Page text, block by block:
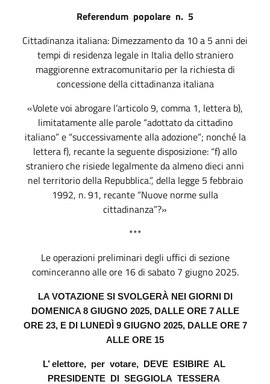
Referendum popolare n. 5
Cittadinanza italiana: Dimezzamento da 10 a 5 anni dei
tempi di residenza legale in Italia dello straniero
maggiorenne extracomunitario per la richiesta di
concessione della cittadinanza italiana
«Volete voi abrogare l’articolo 9, comma 1, lettera b),
limitatamente alle parole “adottato da cittadino
italiano” e “successivamente alla adozione”; nonché la
lettera f), recante la seguente disposizione: “f) allo
straniero che risiede legalmente da almeno dieci anni
nel territorio della Repubblica.”, della legge 5 febbraio
1992, n. 91, recante “Nuove norme sulla
cittadinanza”?»
***
Le operazioni preliminari degli uffici di sezione
cominceranno alle ore 16 di sabato 7 giugno 2025.
LA VOTAZIONE SI SVOLGERÀ NEI GIORNI DI
DOMENICA 8 GIUGNO 2025, DALLE ORE 7 ALLE
ORE 23, E DI LUNEDÌ 9 GIUGNO 2025, DALLE ORE 7
ALLE ORE 15
L’ elettore, per votare, DEVE ESIBIRE AL
PRESIDENTE
DI SEGGIOLA TESSERA